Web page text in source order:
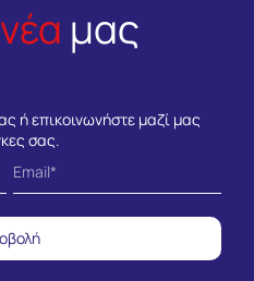
νέα μας
ή επικοινωνήστε μαζί μας
σας.